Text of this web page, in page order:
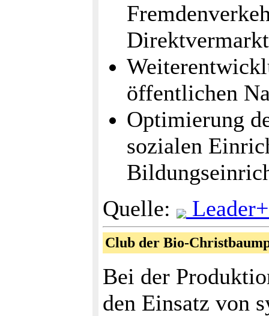
öffentlichen
Optimierung
sozialen
Quelle:
Club der Bio-
Bei der
den Einsatz von